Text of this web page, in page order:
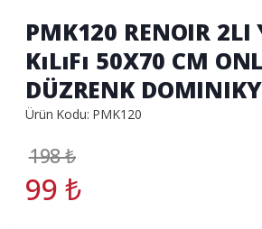
PMK120 RENOIR 2LI
KıLıFı 50X70 CM
DÜZRENK
Ürün Kodu: PMK120
198₺
99 ₺